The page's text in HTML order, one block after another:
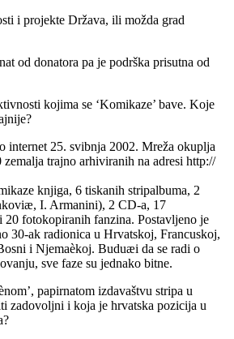
i projekte Država, ili možda grad
od donatora pa je podrška prisutna od
kojima se ‘Komikaze’ bave. Koje
internet 25. svibnja 2002. Mreža okuplja
trajno arhiviranih na adresi http://
knjiga, 6 tiskanih stripalbuma, 2
I. Armanini), 2 CD-a, 17
20 fotokopiranih fanzina. Postavljeno je
30-ak radionica u Hrvatskoj, Francuskoj,
i Njemaèkoj. Buduæi da se radi o
sve faze su jednako bitne.
papirnatom izdavaštvu stripa u
zadovoljni i koja je hrvatska pozicija u